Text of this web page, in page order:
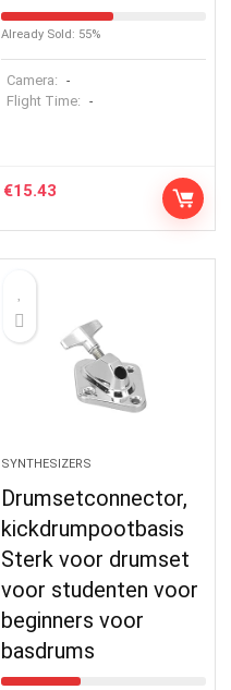
Already Sold: 55%
Camera: -
Flight Time: -
€15.43
SYNTHESIZERS
Drumsetconnector,
kickdrumpootbasis
Sterk voor drumset
voor studenten voor
beginners voor
basdrums